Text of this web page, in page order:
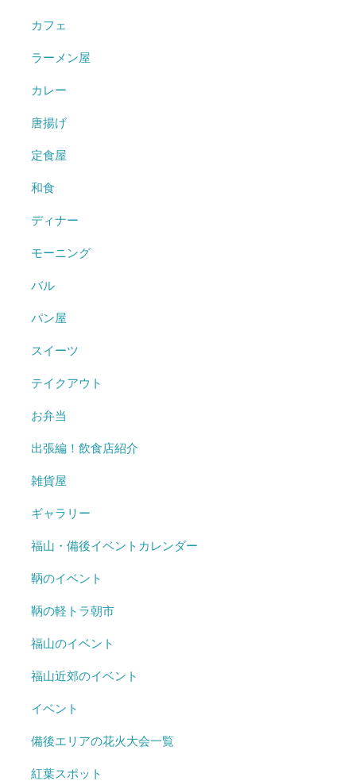
カフェ
ラーメン屋
カレー
唐揚げ
定食屋
和食
ディナー
モーニング
バル
パン屋
スイーツ
テイクアウト
お弁当
出張編！飲食店紹介
雑貨屋
ギャラリー
福山・備後イベントカレンダー
鞆のイベント
鞆の軽トラ朝市
福山のイベント
福山近郊のイベント
イベント
備後エリアの花火大会一覧
紅葉スポット